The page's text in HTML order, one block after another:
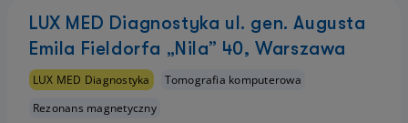
LUX MED Diagnostyka ul. gen. Augusta
Emila Fieldorfa „Nila” 40, Warszawa
LUX MED Diagnostyka
Tomografia komputerowa
Rezonans magnetyczny